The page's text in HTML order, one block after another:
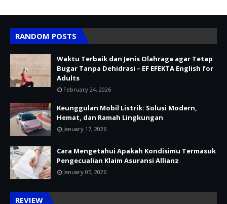
RANDOM POSTS
Waktu Terbaik dan Jenis Olahraga agar Tetap
Bugar Tanpa Dehidrasi – EF EFEKTA English for
Adults
February 24, 2026
Keunggulan Mobil Listrik: Solusi Modern,
Hemat, dan Ramah Lingkungan
January 17, 2026
Cara Mengetahui Apakah Kondisimu Termasuk
Pengecualian Klaim Asuransi Allianz
January 05, 2026
REVIEW